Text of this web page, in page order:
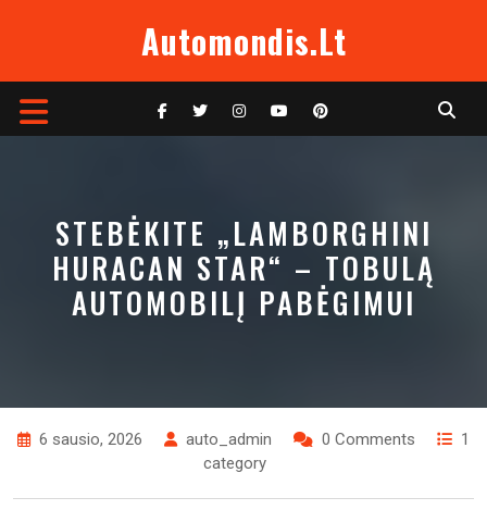
Automondis.lt
Open
STEBĖKITE „LAMBORGHINI
HURACAN STAR“ – TOBULĄ
AUTOMOBILĮ PABĖGIMUI
6 sausio, 2026 auto_admin 0 Comments
1
category